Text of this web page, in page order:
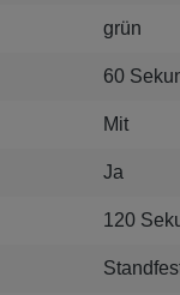
grün
60
Mit
Ja
120